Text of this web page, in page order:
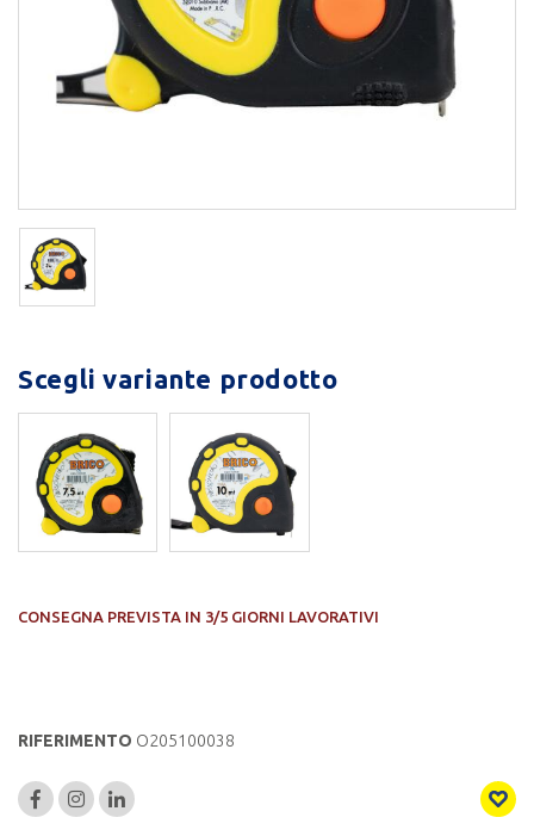
Scegli variante prodotto
CONSEGNA PREVISTA IN 3/5 GIORNI LAVORATIVI
RIFERIMENTO O205100038